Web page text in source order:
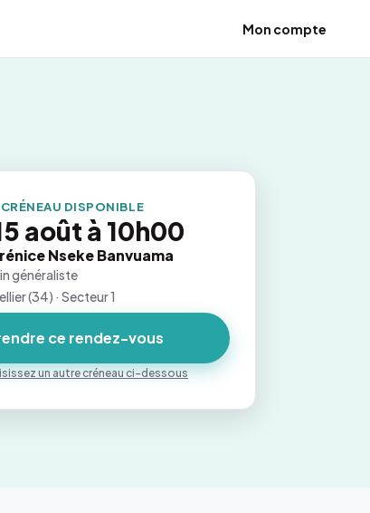
Mon compte
DISPONIBLE
août à 10h00
Nseke Banvuama
généraliste
(34) · Secteur 1
ce rendez-vous
un autre créneau ci-dessous